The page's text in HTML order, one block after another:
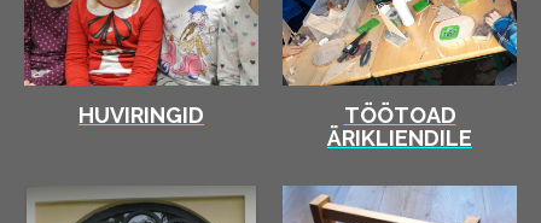
HUVIRINGID
TÖÖTOAD
ÄRIKLIENDILE